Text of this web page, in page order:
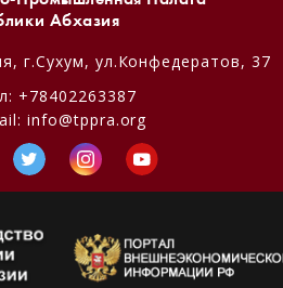
Абхазия
г.Сухум, ул.Конфедератов, 37
+78402263387
info@tppra.org